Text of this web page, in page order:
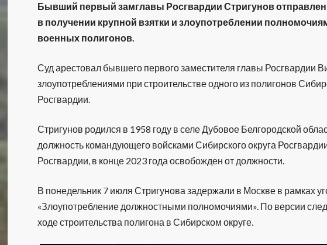
Бывший первый замглавы Росгвардии Стригунов
в получении крупной взятки и злоупотреблении
военных полигонов.
Суд арестовал бывшего первого заместителя главы Росгвардии
злоупотреблениями при строительстве одного из полигонов
Росгвардии.
Стригунов родился в 1958 году в селе Дубовое Белгородской
должность командующего войсками Сибирского округа
Росгвардии, в конце 2023 года освобожден от должности.
В понедельник 7 июля Стригунова задержали в Москве в рамках
«Злоупотребление должностными полномочиями». По версии
ходе строительства полигона в Сибирском округе.